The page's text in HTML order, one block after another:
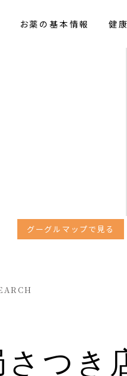
お薬の基本情報 健
つき
グーグルマップで見る